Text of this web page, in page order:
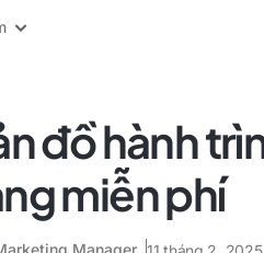
đồ hành
miễn phí
Manager